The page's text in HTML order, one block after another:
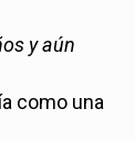
y aún
como una